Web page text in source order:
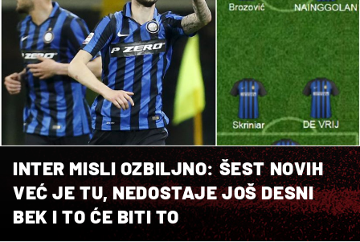
INTER MISLI OZBILJNO: ŠEST NOVIH
VEĆ JE TU, NEDOSTAJE JOŠ DESNI
BEK I TO ĆE BITI TO